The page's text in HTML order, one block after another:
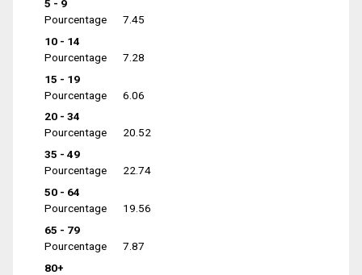
5 - 9
Pourcentage
7.45
10 - 14
Pourcentage
7.28
15 - 19
Pourcentage
6.06
20 - 34
Pourcentage
20.52
35 - 49
Pourcentage
22.74
50 - 64
Pourcentage
19.56
65 - 79
Pourcentage
7.87
80+